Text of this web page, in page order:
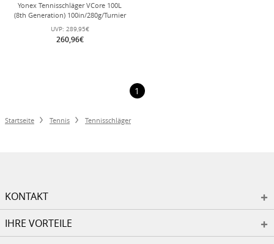
Yonex Tennisschläger VCore 100L
(8th Generation) 100in/280g/Turnier
2026 rot - unbesaitet -
UVP: 289,95€
260,96€
1
Startseite Tennis Tennisschläger
KONTAKT
IHRE VORTEILE